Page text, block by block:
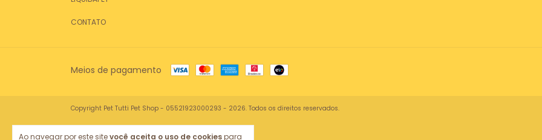
Ao navegar por este sitevocê aceita o uso de cookiespara
CONTATO
Meios de pagamento
Copyright Pet Tutti Pet Shop - 05521923000293 - 2026. Todos os direitos reservados.